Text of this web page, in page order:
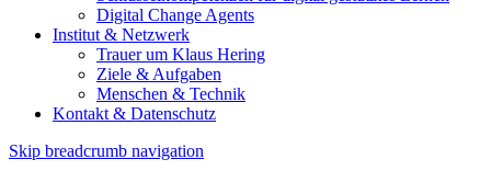
Digital Change Agents
Institut & Netzwerk
Trauer um Klaus Hering
Ziele & Aufgaben
Menschen & Technik
Kontakt & Datenschutz
Skip breadcrumb navigation